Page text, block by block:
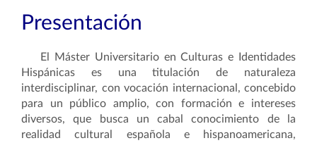
Presentación
El Máster Universitario en Culturas e Identidades
Hispánicas es una titulación de naturaleza
interdisciplinar, con vocación internacional, concebido
para un público amplio, con formación e intereses
diversos, que busca un cabal conocimiento de la
realidad cultural española e hispanoamericana,